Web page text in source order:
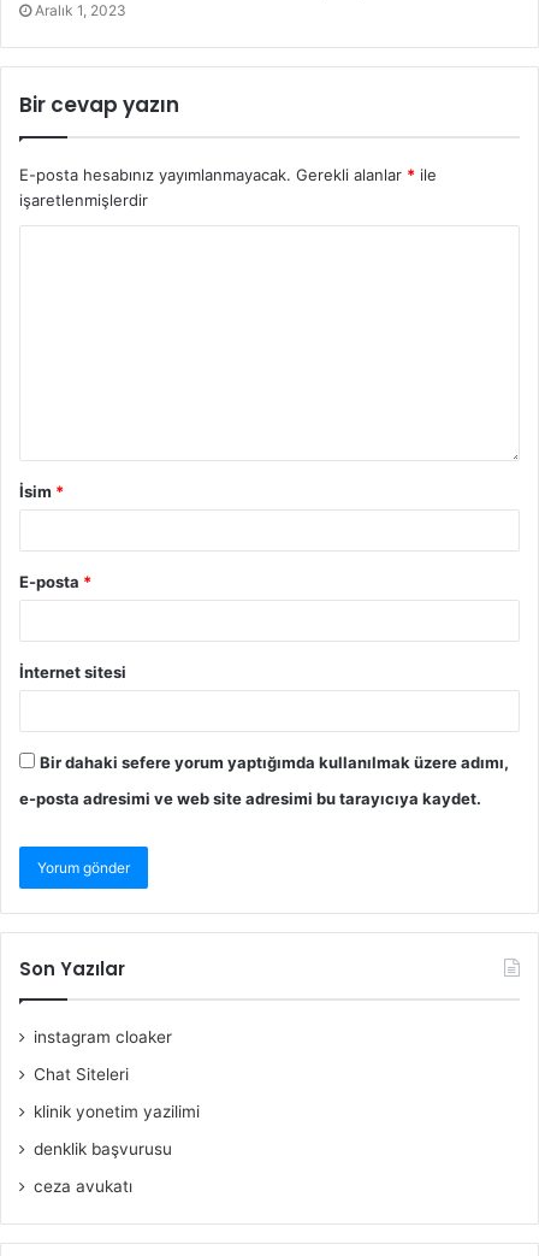
Aralık 1, 2023
Bir cevap yazın
E-posta hesabınız yayımlanmayacak. Gerekli alanlar * ile
işaretlenmişlerdir
İsim *
E-posta *
İnternet sitesi
Bir dahaki sefere yorum yaptığımda kullanılmak üzere adımı,
e-posta adresimi ve web site adresimi bu tarayıcıya kaydet.
Son Yazılar
instagram cloaker
Chat Siteleri
klinik yonetim yazilimi
denklik başvurusu
ceza avukatı